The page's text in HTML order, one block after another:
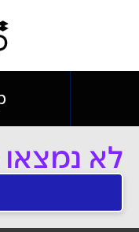
לא